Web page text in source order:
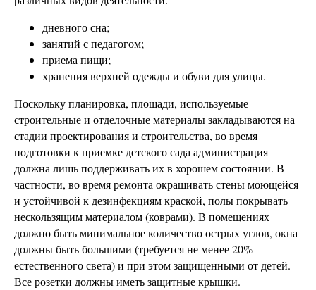
дневного сна;
занятий с педагогом;
приема пищи;
хранения верхней одежды и обуви для улицы.
Поскольку планировка, площади, используемые
строительные и отделочные материалы закладываются на
стадии проектирования и строительства, во время
подготовки к приемке детского сада администрация
должна лишь поддерживать их в хорошем состоянии. В
частности, во время ремонта окрашивать стены моющейся
и устойчивой к дезинфекциям краской, полы покрывать
нескользящим материалом (коврами). В помещениях
должно быть минимальное количество острых углов, окна
должны быть большими (требуется не менее 20%
естественного света) и при этом защищенными от детей.
Все розетки должны иметь защитные крышки.